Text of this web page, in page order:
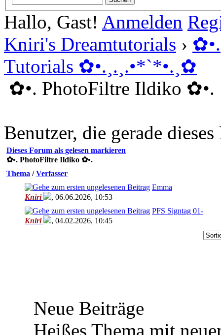
Hallo, Gast! Anmelden
Kniri's Dreamtutorials › ✿
Tutorials ✿ •.¸.¸.•*`*•.¸✿
✿ •. PhotoFiltre Ildiko ✿ •.
Benutzer, die gerade
Dieses Forum als gelesen markieren
✿ •. PhotoFiltre Ildiko ✿ •.
Thema /Verfasser
Emma
Kniri
, 06.06.2026, 10:53
PFS Signtag 01-
Kniri
, 04.02.2026, 10:45
Neue Beiträge
Heißes Thema mit